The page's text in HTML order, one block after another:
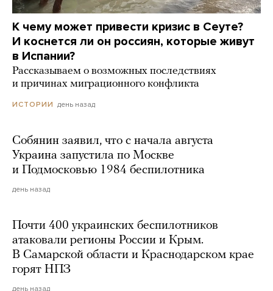
К чему может привести кризис в Сеуте?
И коснется ли он россиян, которые живут
в Испании?
Рассказываем о возможных последствиях
и причинах миграционного конфликта
ИСТОРИИ день назад
Собянин заявил, что с начала августа
Украина запустила по Москве
и Подмосковью 1984 беспилотника
день назад
Почти 400 украинских беспилотников
атаковали регионы России и Крым.
В Самарской области и Краснодарском крае
горят НПЗ
день назад